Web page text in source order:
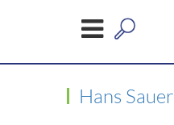
Hans Sauer